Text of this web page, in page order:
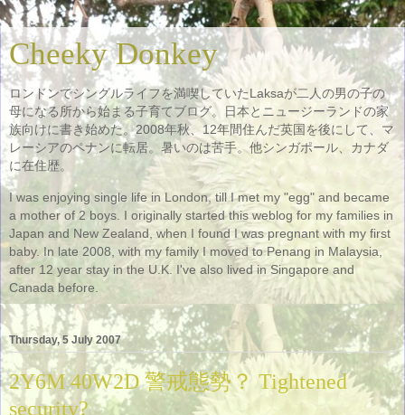
Cheeky Donkey
ロンドンでシングルライフを満喫していたLaksaが二人の男の子の
母になる所から始まる子育てブログ。日本とニュージーランドの家
族向けに書き始めた。2008年秋、12年間住んだ英国を後にして、マ
レーシアのペナンに転居。暑いのは苦手。他シンガポール、カナダ
に在住歴。
I was enjoying single life in London, till I met my "egg" and became
a mother of 2 boys. I originally started this weblog for my families in
Japan and New Zealand, when I found I was pregnant with my first
baby. In late 2008, with my family I moved to Penang in Malaysia,
after 12 year stay in the U.K. I've also lived in Singapore and
Canada before.
Thursday, 5 July 2007
2Y6M 40W2D 警戒態勢？ Tightened
security?